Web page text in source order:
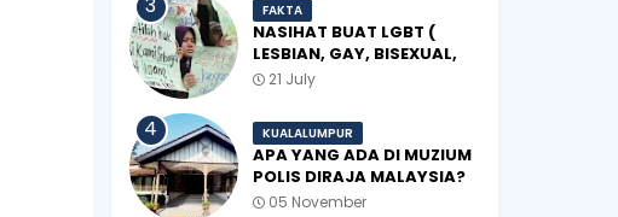
FAKTA
NASIHAT BUAT LGBT (
LESBIAN, GAY, BISEXUAL,
TRANSGENDER)
21 July
KUALALUMPUR
APA YANG ADA DI MUZIUM
POLIS DIRAJA MALAYSIA?
05 November